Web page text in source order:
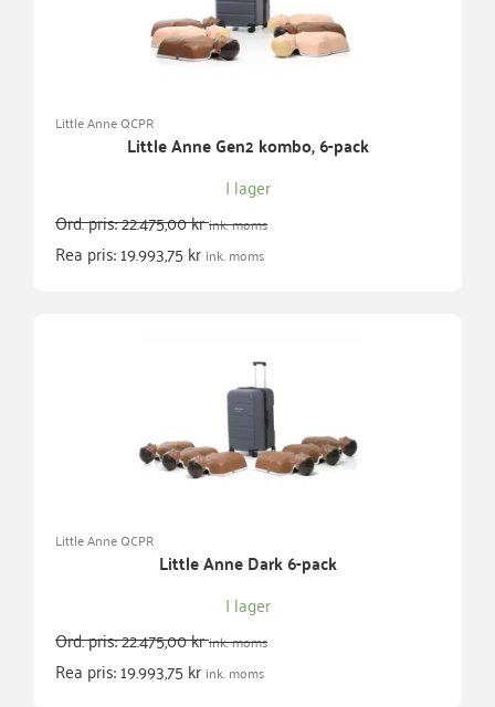
Little Anne QCPR
Little Anne Gen2 kombo, 6-pack
I lager
Ord. pris:22.475,00krink. moms
Rea pris:19.993,75kr ink. moms
Little Anne QCPR
Little Anne Dark 6-pack
I lager
Ord. pris:22.475,00krink. moms
Rea pris:19.993,75kr ink. moms